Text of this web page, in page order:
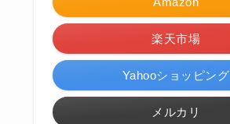
楽天市場
Yahooショッピング
メルカリ